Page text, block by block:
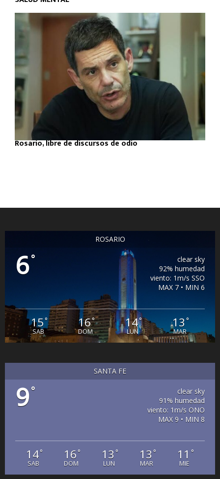
Rosario, libre de discursos de odio
ROSARIO
6°
clear sky
92% humedad
viento: 1m/s SSO
MAX 7 • MIN 6
15°
SAB
16°
DOM
14°
LUN
13 °
MAR
SANTA FE
9°
clear sky
91% humedad
viento: 1m/s ONO
MAX 9 • MIN 8
14°
SAB
16°
DOM
13 °
LUN
13 °
MAR
11 °
MIE